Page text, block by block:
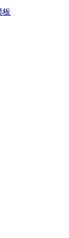
板